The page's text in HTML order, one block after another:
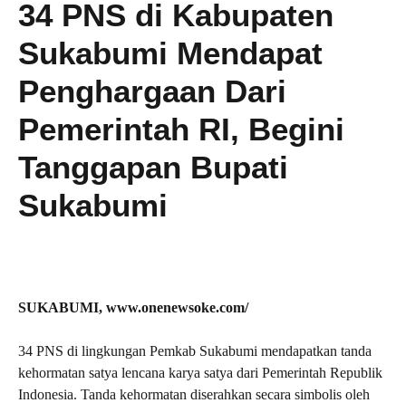
34 PNS di Kabupaten
Sukabumi Mendapat
Penghargaan Dari
Pemerintah RI, Begini
Tanggapan Bupati
Sukabumi
SUKABUMI, www.onenewsoke.com/
34 PNS di lingkungan Pemkab Sukabumi mendapatkan tanda
kehormatan satya lencana karya satya dari Pemerintah Republik
Indonesia. Tanda kehormatan diserahkan secara simbolis oleh